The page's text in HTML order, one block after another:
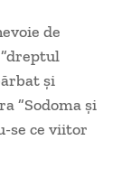
de
şi
”Sodoma şi
se ce viitor